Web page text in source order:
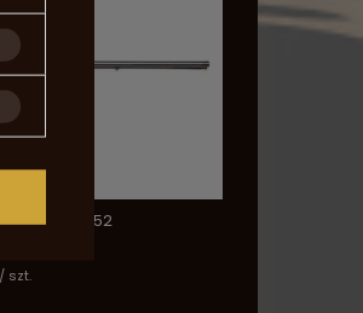
12ga S.652
/ szt.